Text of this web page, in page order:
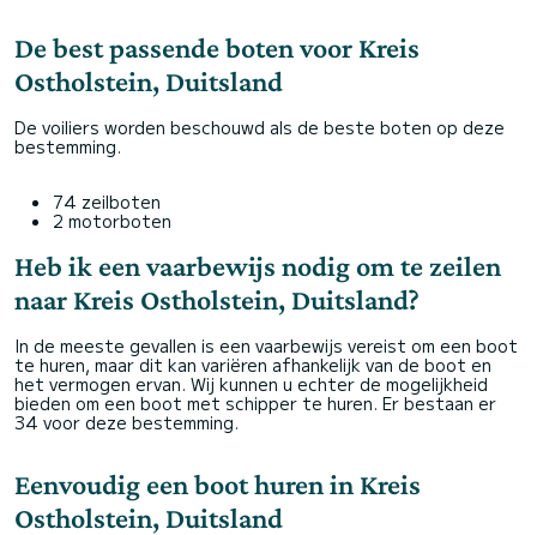
De best passende boten voor Kreis
Ostholstein, Duitsland
De voiliers worden beschouwd als de beste boten op deze
bestemming.
74 zeilboten
2 motorboten
Heb ik een vaarbewijs nodig om te zeilen
naar Kreis Ostholstein, Duitsland?
In de meeste gevallen is een vaarbewijs vereist om een boot
te huren, maar dit kan variëren afhankelijk van de boot en
het vermogen ervan. Wij kunnen u echter de mogelijkheid
bieden om een boot met schipper te huren. Er bestaan er
34 voor deze bestemming.
Eenvoudig een boot huren in Kreis
Ostholstein, Duitsland